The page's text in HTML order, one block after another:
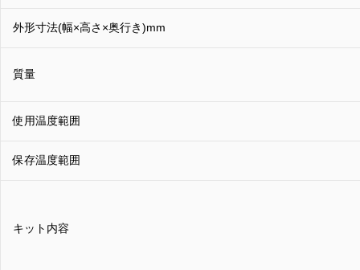
外形寸法(幅×高さ×奥行き)mm
質量
使用温度範囲
保存温度範囲
キット内容